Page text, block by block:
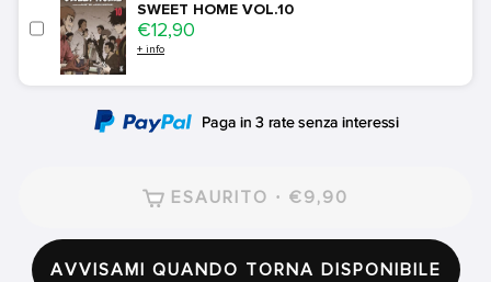
SWEET HOME VOL.10
Price
€12,90
+ info
ESAURITO · €9,90
AVVISAMI QUANDO TORNA DISPONIBILE